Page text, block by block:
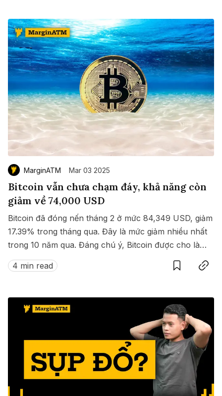
MarginATM Mar 03 2025
Bitcoin vẫn chưa chạm đáy, khả năng còn
giảm về 74,000 USD
Bitcoin đã đóng nến tháng 2 ở mức 84,349 USD, giảm
17.39% trong tháng qua. Đây là mức giảm nhiều nhất
trong 10 năm qua. Đáng chú ý, Bitcoin được cho là
vẫn chưa chạm đáy và vẫn có khả năng quay về
74,000 USD.
4 min read
SaveCopy link